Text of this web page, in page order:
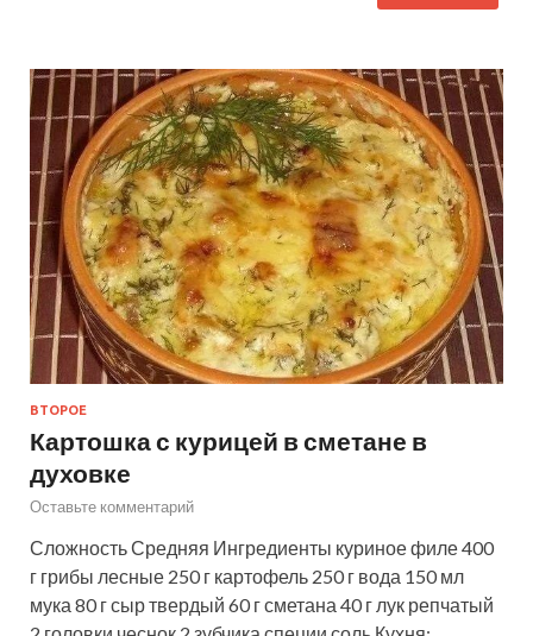
ВТОРОЕ
Картошка с курицей в сметане в
духовке
Оставьте комментарий
Сложность Средняя Ингредиенты куриное филе 400
г грибы лесные 250 г картофель 250 г вода 150 мл
мука 80 г сыр твердый 60 г сметана 40 г лук репчатый